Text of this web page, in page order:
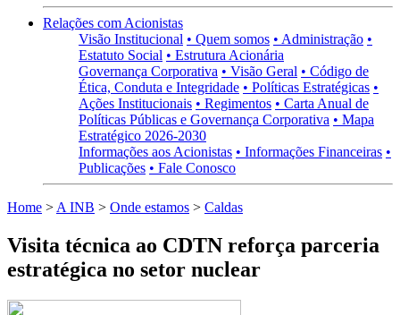
Relações com Acionistas
Visão Institucional • Quem somos • Administração •
Estatuto Social • Estrutura Acionária
Governança Corporativa • Visão Geral • Código de
Ética, Conduta e Integridade • Políticas Estratégicas •
Ações Institucionais • Regimentos • Carta Anual de
Políticas Públicas e Governança Corporativa • Mapa
Estratégico 2026-2030
Informações aos Acionistas • Informações Financeiras •
Publicações • Fale Conosco
Home > A INB > Onde estamos > Caldas
Visita técnica ao CDTN reforça parceria
estratégica no setor nuclear